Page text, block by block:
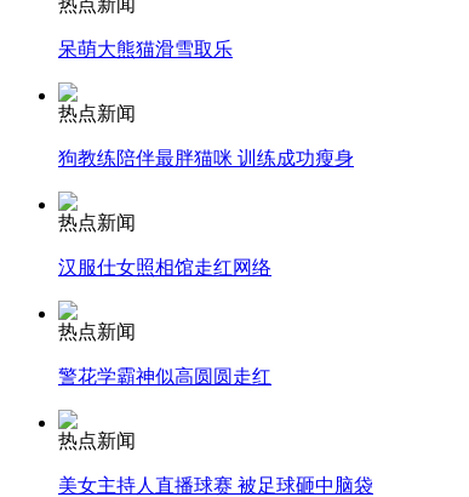
纽约上演“枕头大战”
司机酒驾遇交警 急速倒车逃窜
呆萌大熊猫滑雪取乐
热点新闻
狗教练陪伴最胖猫咪 训练成功瘦身
热点新闻
汉服仕女照相馆走红网络
热点新闻
警花学霸神似高圆圆走红
热点新闻
美女主持人直播球赛 被足球砸中脑袋